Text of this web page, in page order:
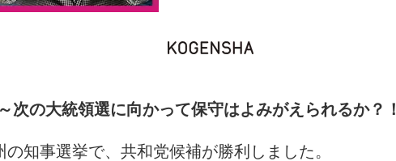
の大統領選に向かって保守はよみがえられるか？！
知事選挙で、共和党候補が勝利しました。